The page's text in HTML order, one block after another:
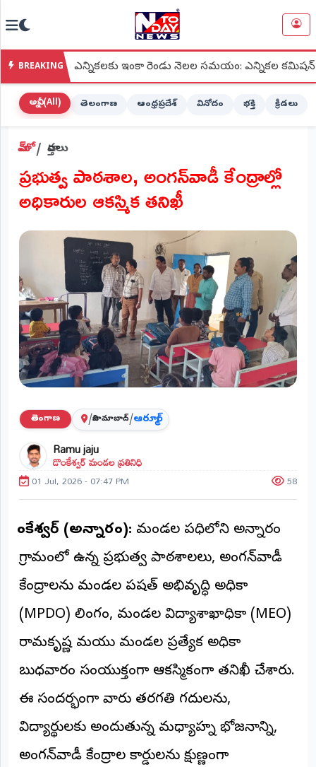
హోమ్
(Home)
STREAMING
లైవ్
టీవీ
(Live
రేడియో
(Live
Radio)
ప్రాంతీయ
వార్తలు
(STATE)
తెలంగాణ
ఆంధ్రప్రదేశ్
ప్రధాన
విభాగాలు
(MAIN)
క్రీడలు
జాతీయం
అంతర్జాతీయం
ఆర్టీఐ
రిపోర్టర్స్
(REPORTERS
DESK)
BREAKING
ఎన్నికలకు ఇంకా రెండు నెలల సమయం: ఎన్నికల కమిషన్ ●
అన్నీ (All) తెలంగాణ ఆంధ్రప్రదేశ్ వినోదం భక్తి క్రీడలు
హోమ్ వార్తలు
ప్రభుత్వ పాఠశాల, అంగన్‌వాడీ కేంద్రాల్లో
అధికారుల ఆకస్మిక తనిఖీ
తెలంగాణ /నిజామాబాద్/ఆర్మూర్
Ramu jaju
డొంకేశ్వర్ మండల ప్రతినిధి
01 Jul, 2026 - 07:47 PM 58
డొంకేశ్వర్ (అన్నారం): మండల పరిధిలోని అన్నారం
గ్రామంలో ఉన్న ప్రభుత్వ పాఠశాలలు, అంగన్‌వాడీ
కేంద్రాలను మండల పరిషత్ అభివృద్ధి అధికారి
(MPDO) లింగం, మండల విద్యాశాఖాధికారి (MEO)
రామకృష్ణ మరియు మండల ప్రత్యేక అధికారి
బుధవారం సంయుక్తంగా ఆకస్మికంగా తనిఖీ చేశారు.
ఈ సందర్భంగా వారు తరగతి గదులను,
విద్యార్థులకు అందుతున్న మధ్యాహ్న భోజనాన్ని,
అంగన్‌వాడీ కేంద్రాల రికార్డులను క్షుణ్ణంగా